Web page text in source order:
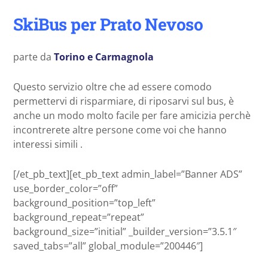
SkiBus per Prato Nevoso
parte da Torino e Carmagnola
Questo servizio oltre che ad essere comodo
permettervi di risparmiare, di riposarvi sul bus, è
anche un modo molto facile per fare amicizia perchè
incontrerete altre persone come voi che hanno
interessi simili .
[/et_pb_text][et_pb_text admin_label=”Banner ADS”
use_border_color=”off”
background_position=”top_left”
background_repeat=”repeat”
background_size=”initial” _builder_version=”3.5.1″
saved_tabs=”all” global_module=”200446″]